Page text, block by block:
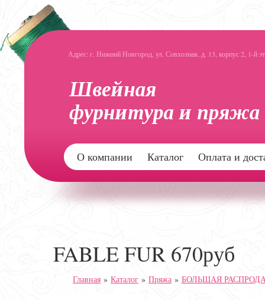
Адрес: г. Нижний Новгород, ул. Совхозная, д. 13, корпус 2, 1-й
О компании Каталог Оплата и
FABLE FUR 670руб
Главная » Каталог » Пряжа » БОЛЬШАЯ